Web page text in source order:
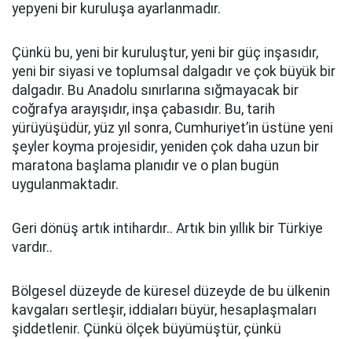
yepyeni bir kuruluşa ayarlanmadır.
Çünkü bu, yeni bir kuruluştur, yeni bir güç inşasıdır,
yeni bir siyasi ve toplumsal dalgadır ve çok büyük bir
dalgadır. Bu Anadolu sınırlarına sığmayacak bir
coğrafya arayışıdır, inşa çabasıdır. Bu, tarih
yürüyüşüdür, yüz yıl sonra, Cumhuriyet’in üstüne yeni
şeyler koyma projesidir, yeniden çok daha uzun bir
maratona başlama planıdır ve o plan bugün
uygulanmaktadır.
Geri dönüş artık intihardır.. Artık bin yıllık bir Türkiye
vardır..
Bölgesel düzeyde de küresel düzeyde de bu ülkenin
kavgaları sertleşir, iddiaları büyür, hesaplaşmaları
şiddetlenir. Çünkü ölçek büyümüştür, çünkü